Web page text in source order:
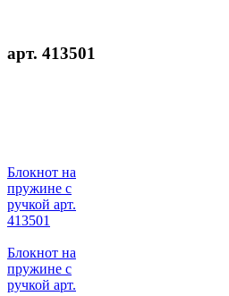
арт. 413501
Блокнот на
пружине с
ручкой арт.
413501
Блокнот на
пружине с
ручкой арт.